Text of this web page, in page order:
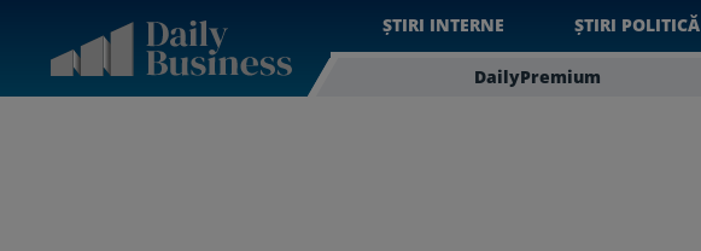
ȘTIRI INTERNE ȘTIRI POLITICĂ
DailyPremium